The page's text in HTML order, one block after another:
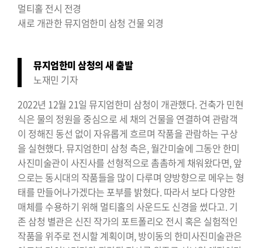
멀티홀 전시 전경
새로 개관한 뮤지엄한미 삼청 건물 외경
뮤지엄한미 삼청의 새 출발
노재민 기자
2022년 12월 21일 뮤지엄한미 삼청이 개관했다. 건축가 민현
식은 물의 정원을 중심으로 세 채의 건물을 연결하여 관람객
이 정해진 동선 없이 자유롭게 흐르며 작품을 관람하는 구상
을 실현했다. 뮤지엄한미 삼청 측은, 월간미술에 그동안 한미
사진미술관이 사진사를 선형적으로 촘촘하게 채워왔다면, 앞
으로는 동시대의 작품들을 많이 다루며 양방향으로 메우는 형
태를 만들어나가겠다는 포부를 밝혔다. 따라서 보다 다양한
매체를 수용하기 위해 멀티홀의 사운드도 신경을 썼다고. 기
존 삼청 별관은 신진 작가의 포트폴리오 전시 혹은 실험적인
작품을 위주로 전시할 계획이며, 방이동의 한미사진미술관은